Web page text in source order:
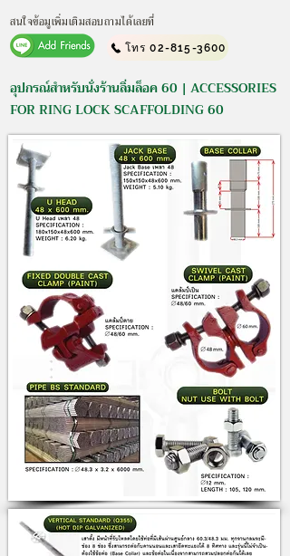
สนใจข้อมูเพิ่มเติมสอบถามได้เลยที่
โทร 02-815-3600
อุปกรณ์สำหรับนั่งร้านลิ่มล็อค 60 | ACCESSORIES
FOR RING LOCK SCAFFOLDING 60